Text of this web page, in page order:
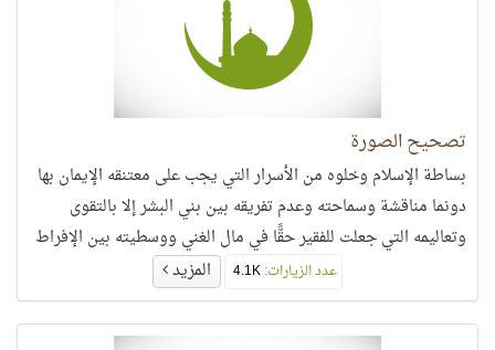
تصحيح الصورة
بساطة الإسلام وخلوه من الأسرار التي يجب على معتنقه الإيمان بها
دونما مناقشة وسماحته وعدم تفريقه بين بني البشر إلا بالتقوى
وتعاليمه التي جعلت للفقير حقًّا في مال الغني ووسطيته بين الإفراط
عدد الزيارات: المزيد